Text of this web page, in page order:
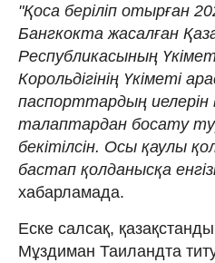
"Қоса беріліп отырған
Бангкокта жасалған
Республикасының
Корольдігінің Үкіметі
паспорттардың иелерін
талаптардан босату
бекітілсін. Осы қаулы
бастап қолданысқа
хабарламада.
Еске салсақ,
Мұздиман Таиландта